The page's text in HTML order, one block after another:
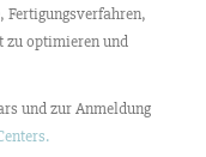
Fertigungsverfahren,
zu optimieren und
und zur Anmeldung